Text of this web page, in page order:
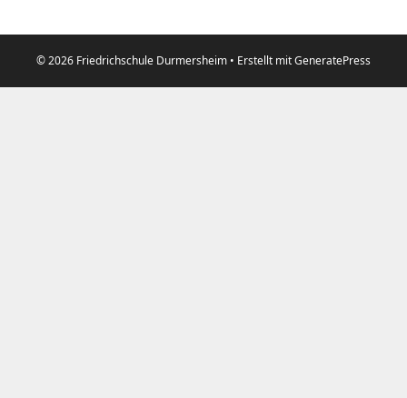
© 2026 Friedrichschule Durmersheim • Erstellt mitGeneratePress